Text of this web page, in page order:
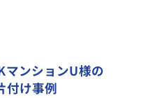
マンションU様の
付け事例